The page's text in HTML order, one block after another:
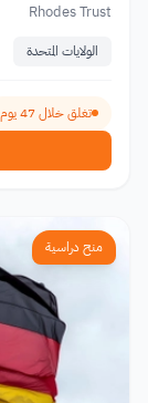
Rhodes Trust
الولايات المتحدة
تغلق خلال 47 يوم
منح دراسية